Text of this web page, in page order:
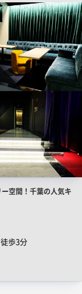
空間！千葉の人気キ
歩3分